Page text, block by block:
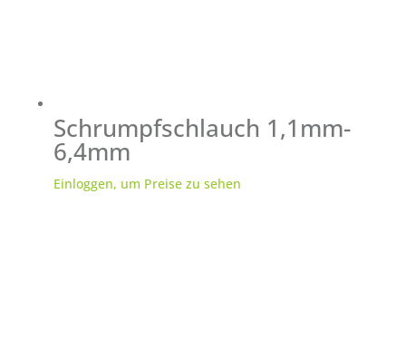
Schrumpfschlauch 1,1mm-
6,4mm
Einloggen, um Preise zu sehen